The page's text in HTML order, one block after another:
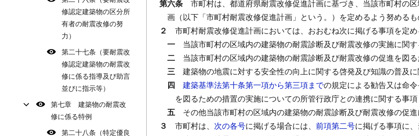
修認定建築物の区分所
有者の耐震改修の努
力）
第二十七条（要耐震改
修認定建築物の耐震改
修に係る指導及び助言
並びに指示等）
第七章 建築物の耐震改
修に係る特例
第二十八条（特定優良
第六条 市町村は、都道府県耐震改修促進計画に基づき、当該市町村の
画（以下「市町村耐震改修促進計画」という。）を定めるよう努めるも
２ 市町村耐震改修促進計画においては、おおむね次に掲げる事項を定め
一 当該市町村の区域内の建築物の耐震診断及び耐震改修の実施に関
二 当該市町村の区域内の建築物の耐震診断及び耐震改修の促進を図
三 建築物の地震に対する安全性の向上に関する啓発及び知識の普及
四 建築基準法第十条第一項から第三項までの規定による勧告又は命
を図るための措置の実施についての所管行政庁との連携に関する事項
五 その他当該市町村の区域内の建築物の耐震診断及び耐震改修の促
３ 市町村は、 次の各号に掲げる場合には、 前項第二号に掲げる事項に